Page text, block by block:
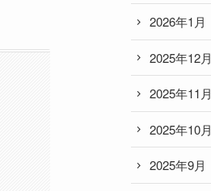
2026年1月
2025年12月
2025年11月
2025年10月
2025年9月